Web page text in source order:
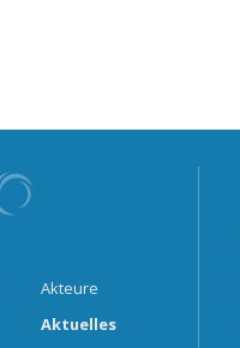
Akteure
Aktuelles